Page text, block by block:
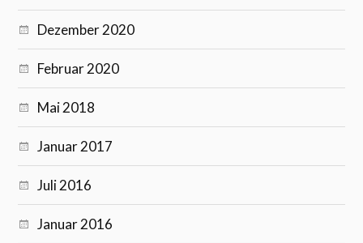
Dezember 2020
Februar 2020
Mai 2018
Januar 2017
Juli 2016
Januar 2016